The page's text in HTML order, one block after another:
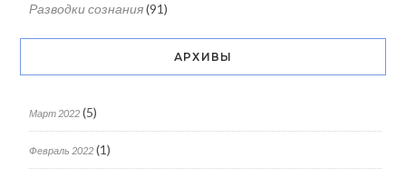
Разводки сознания(91)
АРХИВЫ
Март 2022(5)
Февраль 2022(1)